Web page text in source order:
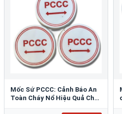
Mốc Sứ PCCC: Cảnh Báo An
Toàn Cháy Nổ Hiệu Quả Cho